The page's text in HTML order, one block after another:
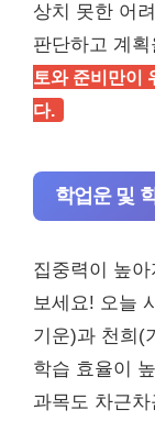
상치 못한 어
판단하고 계
토와 준비만이
다.
학업운 및
집중력이 높
보세요! 오늘
기운)과 천희(
학습 효율이
과목도 차근